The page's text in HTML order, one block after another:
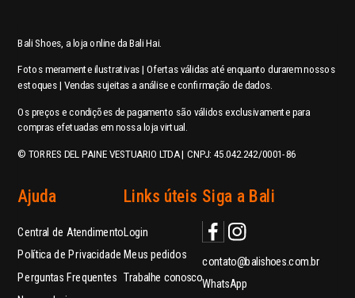
Bali Shoes, a loja online da Bali Hai.
Fotos meramente ilustrativas | Ofertas válidas até enquanto durarem nossos
estoques | Vendas sujeitas a análise e confirmação de dados.
Os preços e condições de pagamento são válidos exclusivamente para
compras efetuadas em nossa loja virtual.
© TORRES DEL PAINE VESTUARIO LTDA | CNPJ: 45.042.242/0001-86
Ajuda
Central de Atendimento
Política de Privacidade
Perguntas Frequentes
Links úteis
Login
Meus pedidos
Trabalhe conosco
Siga a Bali
contato@balishoes.com.br
WhatsApp